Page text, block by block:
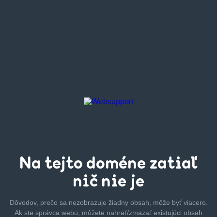
Na tejto doméne zatiaľ
nič nie je
Dôvodov, prečo sa nezobrazuje žiadny obsah, môže byťviacero.
Ak ste správca webu, môžete nahrať/zmazaťexistujúci obsah